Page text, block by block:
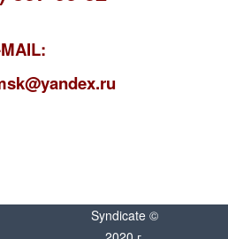
Syndicate ©